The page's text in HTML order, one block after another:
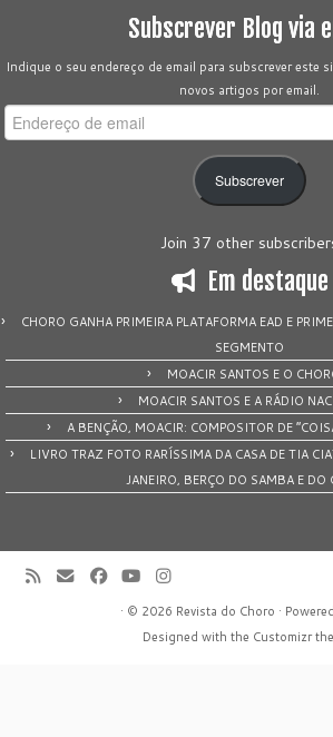
Subscrever Blog via
Indique o seu endereço de email para subscrever este
novos artigos por email.
Endereço
de
Subscrever
Join 37 other
Em destaque
CHORO GANHA PRIMEIRA PLATAFORMA EAD E
SEGMENTO
MOACIR SANTOS E O
MOACIR SANTOS E A RÁDIO
A BENÇÃO, MOACIR: COMPOSITOR DE
LIVRO TRAZ FOTO RARÍSSIMA DA CASA DE TIA
JANEIRO, BERÇO DO SAMBA E DO
· © 2026 Revista do Choro ·
Designed with the Customizr